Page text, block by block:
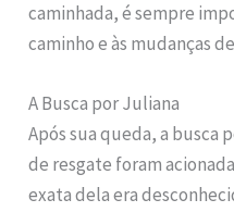
caminhada, é sempre
caminho e às mudanças
A Busca por Juliana
Após sua queda, a busca
de resgate foram
exata dela era